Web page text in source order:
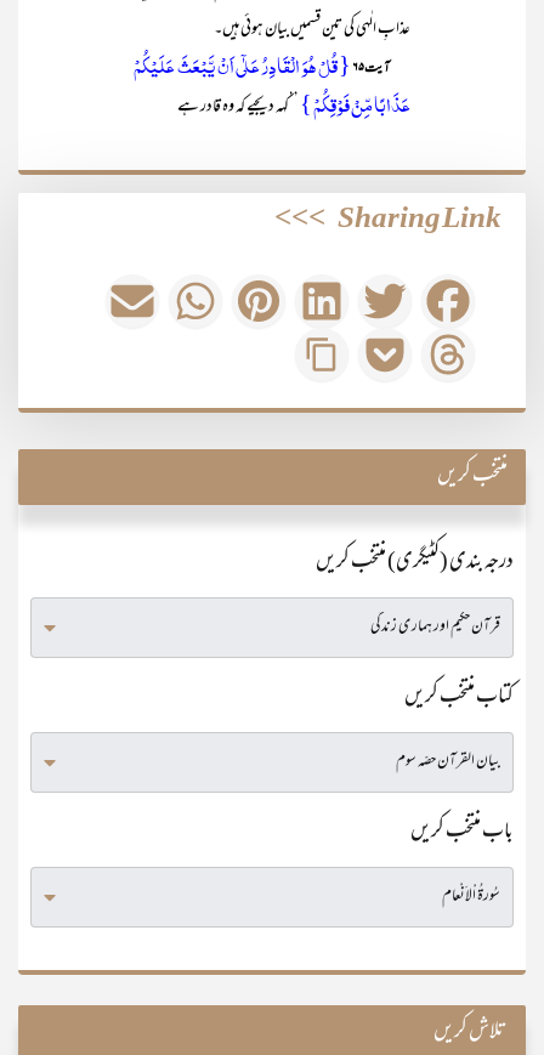
عذابِ الٰہی کی تین قسمیں بیان ہوئی ہیں۔
آیت ۶۵ {قُلۡ ہُوَ الۡقَادِرُ عَلٰۤی اَنۡ یَّبۡعَثَ عَلَیۡکُمۡ
عَذَابًا مِّنۡ فَوۡقِکُمۡ } ’’کہہ دیجیے کہ وہ قادر ہے
Sharing Link
>>>
منتخب کریں
درجہ بندی (کٹیگری) منتخب کریں
کتاب منتخب کریں
باب منتخب کریں
تلاش کریں